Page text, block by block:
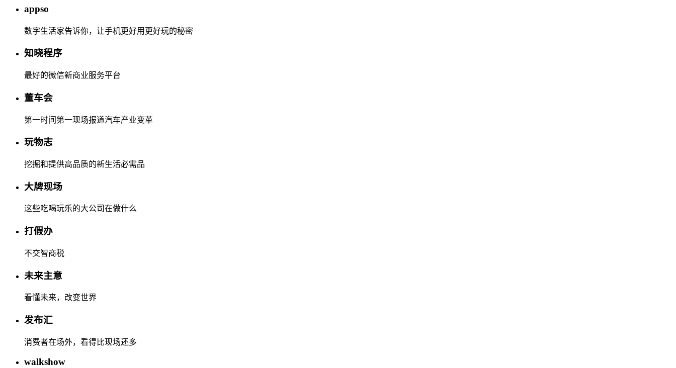
appso
数字生活家告诉你，让手机更好用更好玩的秘密
知晓程序
最好的微信新商业服务平台
董车会
第一时间第一现场报道汽车产业变革
玩物志
挖掘和提供高品质的新生活必需品
大牌现场
这些吃喝玩乐的大公司在做什么
打假办
不交智商税
未来主意
看懂未来，改变世界
发布汇
消费者在场外，看得比现场还多
walkshow